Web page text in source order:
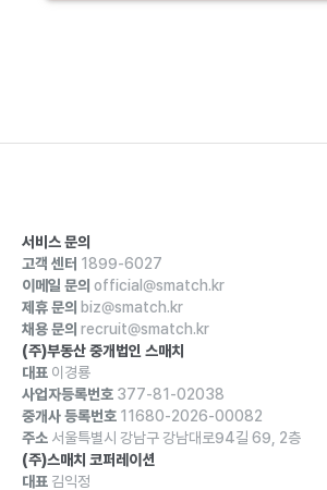
서비스 문의
고객 센터 1899-6027
이메일 문의 official@smatch.kr
제휴 문의 biz@smatch.kr
채용 문의 recruit@smatch.kr
(주)부동산 중개법인 스매치
대표 이경룡
사업자등록번호 377-81-02038
중개사 등록번호 11680-2026-00082
주소 서울특별시 강남구 강남대로94길 69, 2층
(주)스매치 코퍼레이션
대표 김익정